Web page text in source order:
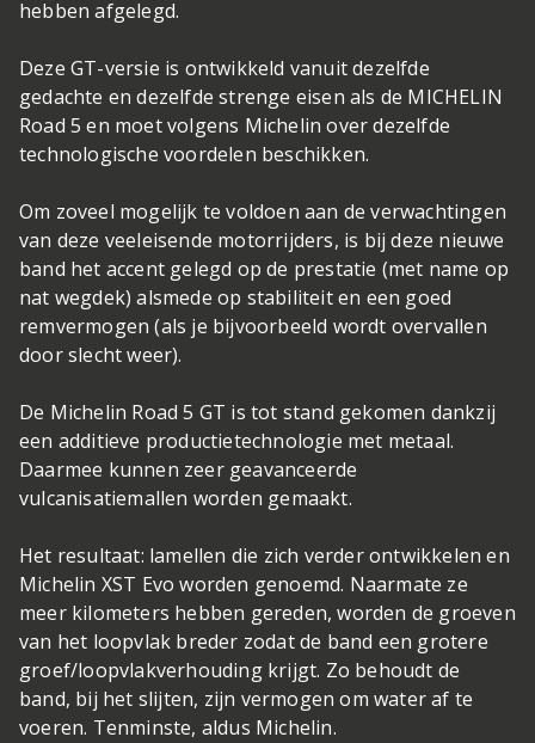
hebben afgelegd.
Deze GT-versie is ontwikkeld vanuit dezelfde
gedachte en dezelfde strenge eisen als de MICHELIN
Road 5 en moet volgens Michelin over dezelfde
technologische voordelen beschikken.
Om zoveel mogelijk te voldoen aan de verwachtingen
van deze veeleisende motorrijders, is bij deze nieuwe
band het accent gelegd op de prestatie (met name op
nat wegdek) alsmede op stabiliteit en een goed
remvermogen (als je bijvoorbeeld wordt overvallen
door slecht weer).
De Michelin Road 5 GT is tot stand gekomen dankzij
een additieve productietechnologie met metaal.
Daarmee kunnen zeer geavanceerde
vulcanisatiemallen worden gemaakt.
Het resultaat: lamellen die zich verder ontwikkelen en
Michelin XST Evo worden genoemd. Naarmate ze
meer kilometers hebben gereden, worden de groeven
van het loopvlak breder zodat de band een grotere
groef/loopvlakverhouding krijgt. Zo behoudt de
band, bij het slijten, zijn vermogen om water af te
voeren. Tenminste, aldus Michelin.